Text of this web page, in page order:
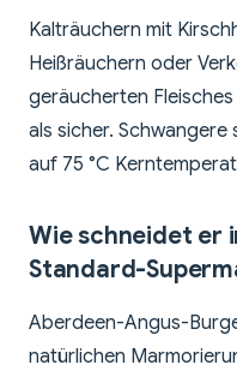
Kalträuchern mit
Heißräuchern oder
geräucherten
als sicher.
auf 75 °C
Wie schneidet er
Standard-
Aberdeen-Angus-
natürlichen